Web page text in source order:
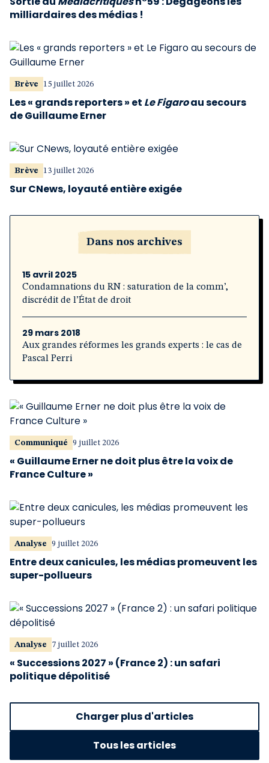
milliardaires des médias !
Brève 15 juillet 2026
Les « grands reporters » et Le Figaroau secours
de Guillaume Erner
Brève 13 juillet 2026
Sur CNews, loyauté entière exigée
Dans nos archives
15 avril 2025
Condamnations du RN : saturation de la comm’,
discrédit de l’État de droit
29 mars 2018
Aux grandes réformes les grands experts : le cas de
Pascal Perri
Communiqué 9 juillet 2026
« Guillaume Erner ne doit plus être la voix de
France Culture »
Analyse 9 juillet 2026
Entre deux canicules, les médias promeuvent les
super-pollueurs
Analyse 7 juillet 2026
« Successions 2027 » (France 2) : un safari
politique dépolitisé
Charger plus d'articles
Tous les articles